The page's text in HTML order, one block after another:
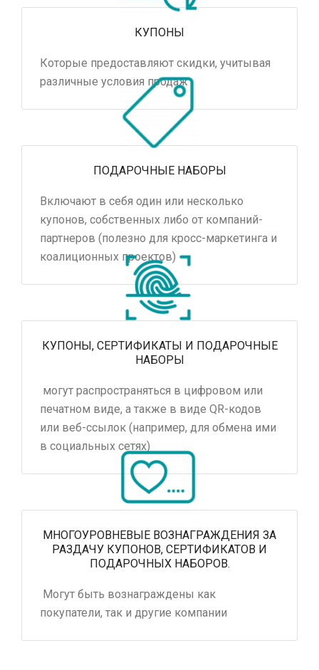
КУПОНЫ
Которые предоставляют скидки, учитывая
различные условия продаж
ПОДАРОЧНЫЕ НАБОРЫ
Включают в себя один или несколько
купонов, собственных либо от компаний-
партнеров (полезно для кросс-маркетинга и
коалиционных проектов)
КУПОНЫ, СЕРТИФИКАТЫ И ПОДАРОЧНЫЕ
НАБОРЫ
могут распространяться в цифровом или
печатном виде, а также в виде QR-кодов
или веб-ссылок (например, для обмена ими
в социальных сетях)
МНОГОУРОВНЕВЫЕ ВОЗНАГРАЖДЕНИЯ ЗА
РАЗДАЧУ КУПОНОВ, СЕРТИФИКАТОВ И
ПОДАРОЧНЫХ НАБОРОВ.
Могут быть вознаграждены как
покупатели, так и другие компании